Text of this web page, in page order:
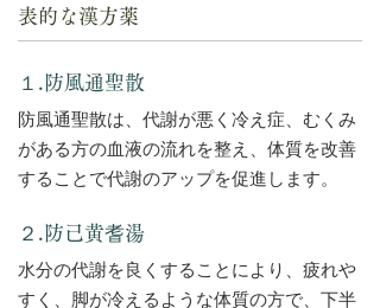
表的な漢方薬
１.防風通聖散
防風通聖散は、代謝が悪く冷え症、むくみ
がある方の血液の流れを整え、体質を改善
することで代謝のアップを促進します。
２.防己黄耆湯
水分の代謝を良くすることにより、疲れや
すく、脚が冷えるような体質の方で、下半